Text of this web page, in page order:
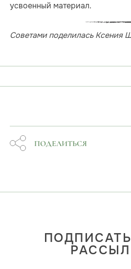
усвоенный материал.
Советами поделилась Ксения
ПОДЕЛИТЬСЯ